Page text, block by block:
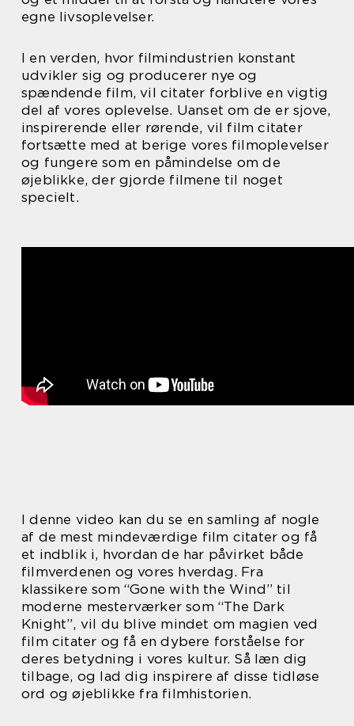
egne livsoplevelser.
I en verden, hvor filmindustrien konstant
udvikler sig og producerer nye og
spændende film, vil citater forblive en vigtig
del af vores oplevelse. Uanset om de er sjove,
inspirerende eller rørende, vil film citater
fortsætte med at berige vores filmoplevelser
og fungere som en påmindelse om de
øjeblikke, der gjorde filmene til noget
specielt.
I denne video kan du se en samling af nogle
af de mest mindeværdige film citater og få
et indblik i, hvordan de har påvirket både
filmverdenen og vores hverdag. Fra
klassikere som “Gone with the Wind” til
moderne mesterværker som “The Dark
Knight”, vil du blive mindet om magien ved
film citater og få en dybere forståelse for
deres betydning i vores kultur. Så læn dig
tilbage, og lad dig inspirere af disse tidløse
ord og øjeblikke fra filmhistorien.